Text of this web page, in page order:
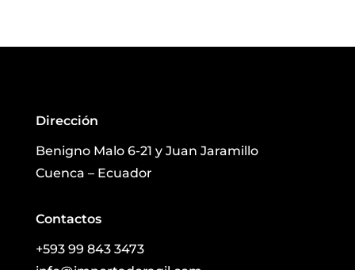
Dirección
Benigno Malo 6-21 y Juan Jaramillo
Cuenca – Ecuador
Contactos
+593 99 843 3473